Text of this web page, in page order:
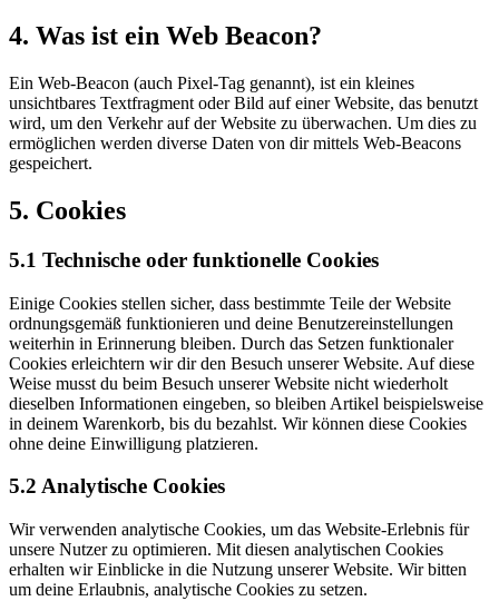
4. Was ist ein Web Beacon?
Ein Web-Beacon (auch Pixel-Tag genannt), ist ein kleines
unsichtbares Textfragment oder Bild auf einer Website, das benutzt
wird, um den Verkehr auf der Website zu überwachen. Um dies zu
ermöglichen werden diverse Daten von dir mittels Web-Beacons
gespeichert.
5. Cookies
5.1 Technische oder funktionelle Cookies
Einige Cookies stellen sicher, dass bestimmte Teile der Website
ordnungsgemäß funktionieren und deine Benutzereinstellungen
weiterhin in Erinnerung bleiben. Durch das Setzen funktionaler
Cookies erleichtern wir dir den Besuch unserer Website. Auf diese
Weise musst du beim Besuch unserer Website nicht wiederholt
dieselben Informationen eingeben, so bleiben Artikel beispielsweise
in deinem Warenkorb, bis du bezahlst. Wir können diese Cookies
ohne deine Einwilligung platzieren.
5.2 Analytische Cookies
Wir verwenden analytische Cookies, um das Website-Erlebnis für
unsere Nutzer zu optimieren. Mit diesen analytischen Cookies
erhalten wir Einblicke in die Nutzung unserer Website. Wir bitten
um deine Erlaubnis, analytische Cookies zu setzen.